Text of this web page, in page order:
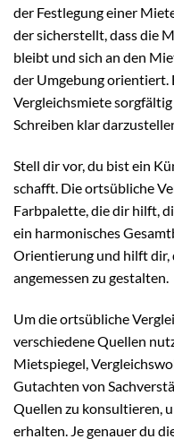
der Festlegung einer
der sicherstellt, dass die
bleibt und sich an den
der Umgebung orientiert.
Vergleichsmiete
Schreiben klar
Stell dir vor, du bist ein
schafft. Die ortsübliche
Farbpalette, die dir hilft,
ein harmonisches
Orientierung und hilft
angemessen zu gestalten.
Um die ortsübliche
verschiedene Quellen
Mietspiegel,
Gutachten von
Quellen zu konsultieren,
erhalten. Je genauer du